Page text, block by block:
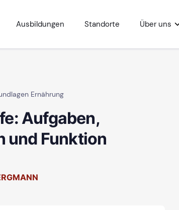
Ausbildungen Standorte Über uns
Ernährung
Aufgaben,
und Funktion